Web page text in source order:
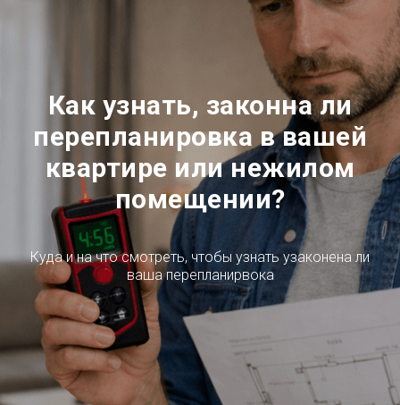
Как узнать, законна ли
перепланировка в вашей
квартире или нежилом
помещении?
Куда и на что смотреть, чтобы узнать узаконена ли
ваша перепланирвока